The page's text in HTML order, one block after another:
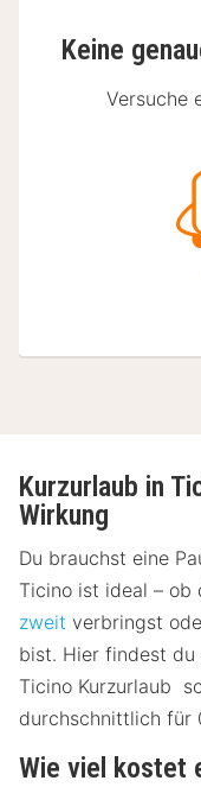
Keine
Versuche
Kurzurlaub in
Wirkung
Du brauchst eine
Ticino ist ideal – ob
zweit verbringst
bist. Hier findest du
Ticino Kurzurlaub
durchschnittlich für
Wie viel kostet